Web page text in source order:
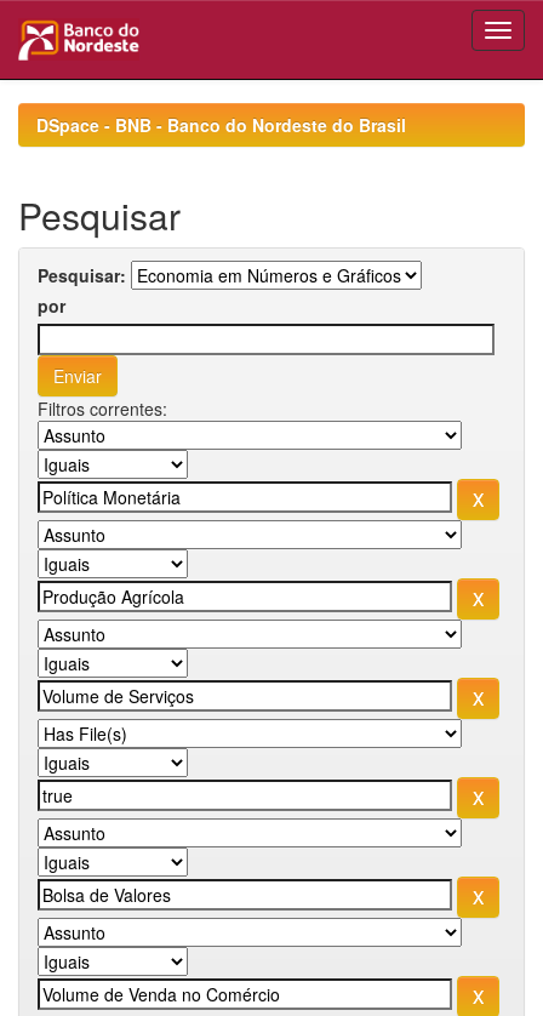
navigationDSpace - BNB - Banco do Nordeste do Brasil
Pesquisar
Pesquisar:
por
Filtros correntes: